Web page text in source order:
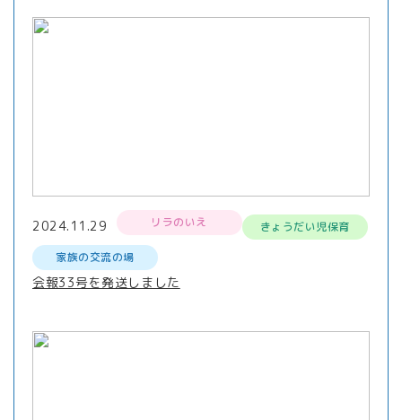
2024.11.29 リラのいえ
きょうだい児保育
家族の交流の場
会報33号を発送しました